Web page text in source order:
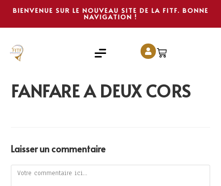
BIENVENUE SUR LE NOUVEAU SITE DE LA FITF. BONNE
NAVIGATION !
FANFARE A DEUX CORS
Laisser un commentaire